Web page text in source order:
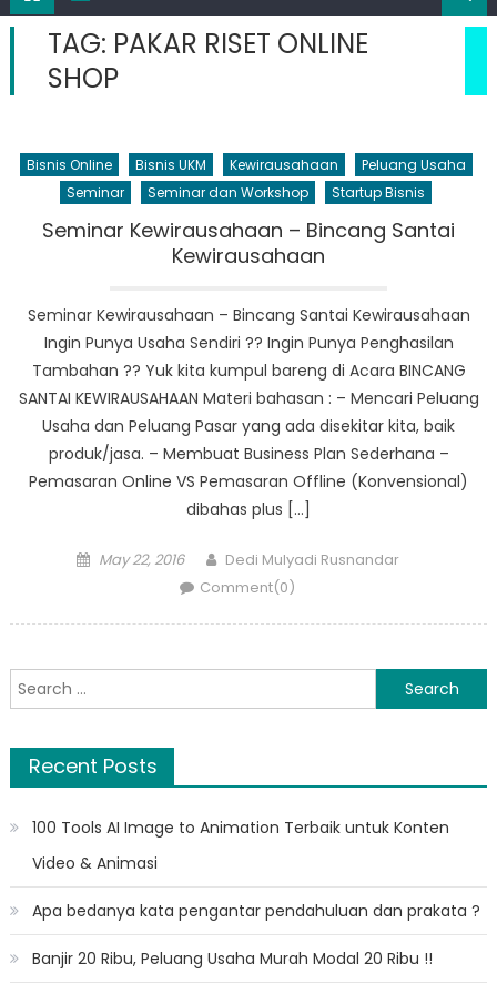
TAG: PAKAR RISET ONLINE
SHOP
Bisnis Online Bisnis UKM Kewirausahaan
Peluang Usaha
Seminar
Seminar dan Workshop Startup Bisnis
Seminar Kewirausahaan – Bincang Santai
Kewirausahaan
Seminar Kewirausahaan – Bincang Santai Kewirausahaan
Ingin Punya Usaha Sendiri ?? Ingin Punya Penghasilan
Tambahan ?? Yuk kita kumpul bareng di Acara BINCANG
SANTAI KEWIRAUSAHAAN Materi bahasan : – Mencari Peluang
Usaha dan Peluang Pasar yang ada disekitar kita, baik
produk/jasa. – Membuat Business Plan Sederhana –
Pemasaran Online VS Pemasaran Offline (Konvensional)
dibahas plus […]
Posted
May 22, 2016 Author
Dedi Mulyadi Rusnandar
Comment(0)
Search
for:
Recent Posts
100 Tools AI Image to Animation Terbaik untuk Konten
Video & Animasi
Apa bedanya kata pengantar pendahuluan dan prakata ?
Banjir 20 Ribu, Peluang Usaha Murah Modal 20 Ribu !!